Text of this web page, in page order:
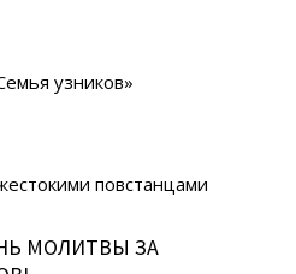
u
r
al
st u
узников»
повстанцами
МОЛИТВЫ ЗА